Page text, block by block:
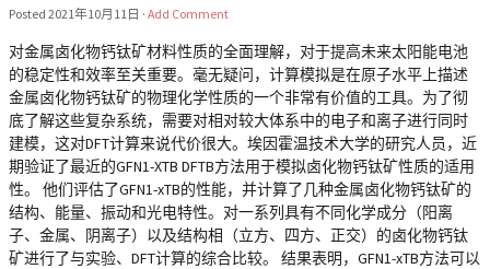
Posted 2021年10月11日 · Add Comment
对金属卤化物钙钛矿材料性质的全面理解，对于提高未来太阳能电池
的稳定性和效率至关重要。毫无疑问，计算模拟是在原子水平上描述
金属卤化物钙钛矿的物理化学性质的一个非常有价值的工具。为了彻
底了解这些复杂系统，需要对相对较大体系中的电子和离子进行同时
建模，这对DFT计算来说代价很大。埃因霍温技术大学的研究人员，近
期验证了最近的GFN1-XTB DFTB方法用于模拟卤化物钙钛矿性质的适用
性。 他们评估了GFN1-xTB的性能，并计算了几种金属卤化物钙钛矿的
结构、能量、振动和光电特性。对一系列具有不同化学成分（阳离
子、金属、阴离子）以及结构相（立方、四方、正交）的卤化物钙钛
矿进行了与实验、DFT计算的综合比较。 结果表明，GFN1-xTB方法可以